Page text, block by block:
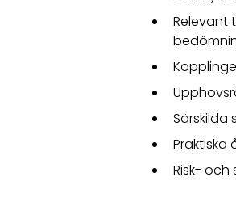
Relevant
Särskilda
Risk- och